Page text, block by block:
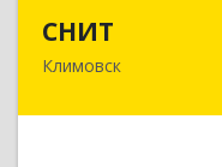
СНИТ
Климовск
142180,